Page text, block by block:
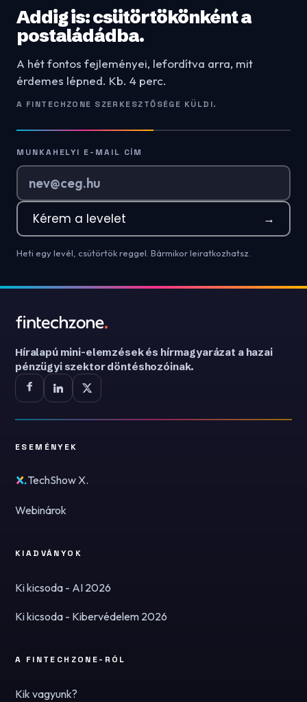
Addig is: csütörtökönként a
postaládádba.
A hét fontos fejleményei, lefordítva arra, mit
érdemes lépned. Kb. 4 perc.
A FINTECHZONE SZERKESZTŐSÉGE KÜLDI.
MUNKAHELYI E-MAIL CÍM
Kérem a levelet →
Heti egy levél, csütörtök reggel. Bármikor leiratkozhatsz.
Híralapú mini-elemzések és hírmagyarázat a hazai
pénzügyi szektor döntéshozóinak.
ESEMÉNYEK
TechShow X.
Webinárok
KIADVÁNYOK
Ki kicsoda - AI 2026
Ki kicsoda - Kibervédelem 2026
A FINTECHZONE-RÓL
Kik vagyunk?